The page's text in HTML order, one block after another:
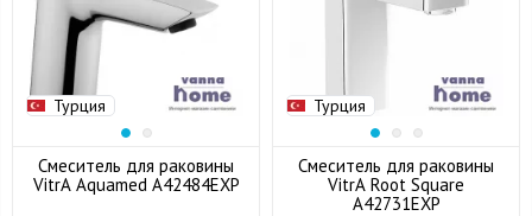
Турция
Смеситель для раковины
VitrA Aquamed A42484EXP
Турция
Смеситель для раковины
VitrA Root Square
A42731EXP